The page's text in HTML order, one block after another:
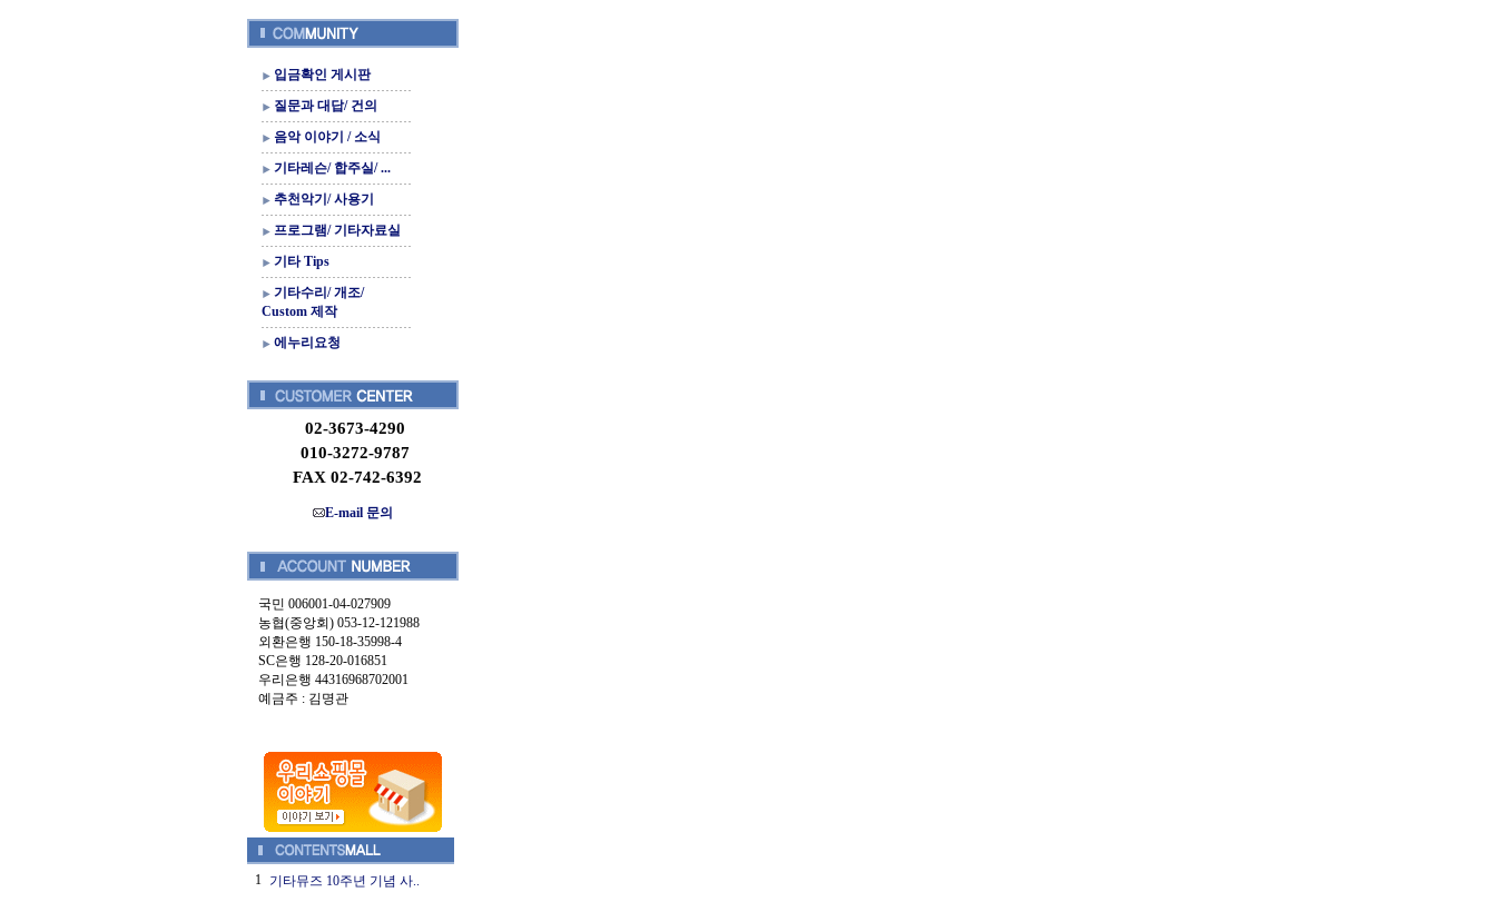
입금확인 게시판
질문과 대답/ 건의
음악 이야기 / 소식
기타레슨/ 합주실/ ...
추천악기/ 사용기
프로그램/ 기타자료실
기타 Tips
기타수리/ 개조/
Custom 제작
에누리요청
02-3673-4290
010-3272-9787
FAX 02-742-6392
E-mail 문의
국민 006001-04-027909
농협(중앙회) 053-12-121988
외환은행 150-18-35998-4
SC은행 128-20-016851
우리은행 44316968702001
예금주 : 김명관
1 기타뮤즈 10주년 기념 사..